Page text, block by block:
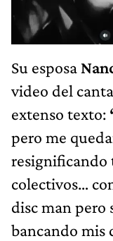
Su esposa
video del
extenso texto:
pero me
resignificando
colectivos…
disc man pero
bancando mis